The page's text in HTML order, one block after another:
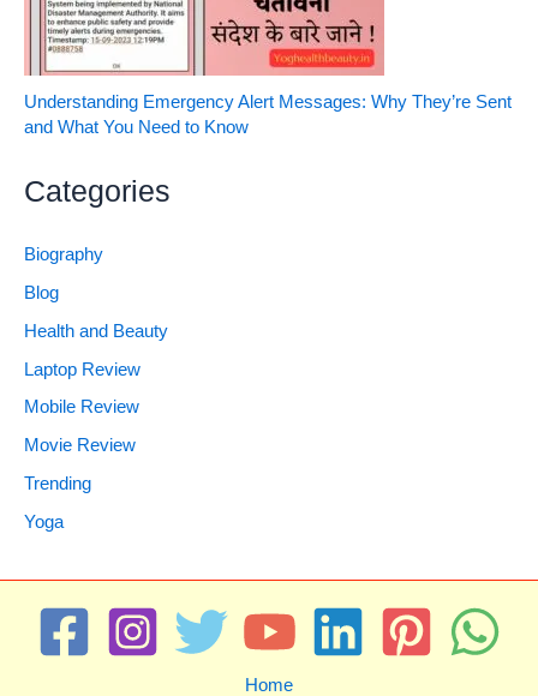
Understanding Emergency Alert Messages: Why They’re Sent
and What You Need to Know
Categories
Biography
Blog
Health and Beauty
Laptop Review
Mobile Review
Movie Review
Trending
Yoga
Home